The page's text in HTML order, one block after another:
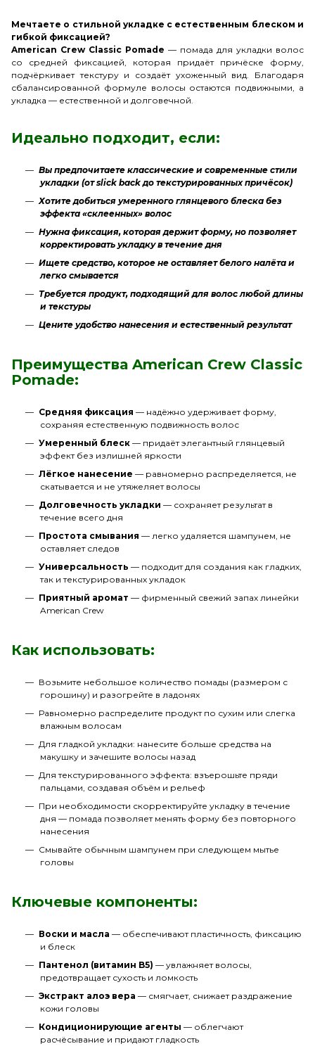
Мечтаете о стильной укладке с естественным блеском и
гибкой фиксацией?
American Crew Classic Pomade — помада для укладки волос
со средней фиксацией, которая придаёт причёске форму,
подчёркивает текстуру и создаёт ухоженный вид. Благодаря
сбалансированной формуле волосы остаются подвижными, а
укладка — естественной и долговечной.
Идеально подходит, если:
Вы предпочитаете классические и современные стили
укладки (от slick back до текстурированных причёсок)
Хотите добиться умеренного глянцевого блеска без
эффекта «склеенных» волос
Нужна фиксация, которая держит форму, но позволяет
корректировать укладку в течение дня
Ищете средство, которое не оставляет белого налёта и
легко смывается
Требуется продукт, подходящий для волос любой длины
и текстуры
Цените удобство нанесения и естественный результат
Преимущества American Crew Classic
Pomade:
Средняя фиксация — надёжно удерживает форму,
сохраняя естественную подвижность волос
Умеренный блеск — придаёт элегантный глянцевый
эффект без излишней яркости
Лёгкое нанесение — равномерно распределяется, не
скатывается и не утяжеляет волосы
Долговечность укладки — сохраняет результат в
течение всего дня
Простота смывания — легко удаляется шампунем, не
оставляет следов
Универсальность — подходит для создания как гладких,
так и текстурированных укладок
Приятный аромат — фирменный свежий запах линейки
American Crew
Как использовать:
Возьмите небольшое количество помады (размером с
горошину) и разогрейте в ладонях
Равномерно распределите продукт по сухим или слегка
влажным волосам
Для гладкой укладки: нанесите больше средства на
макушку и зачешите волосы назад
Для текстурированного эффекта: взъерошьте пряди
пальцами, создавая объём и рельеф
При необходимости скорректируйте укладку в течение
дня — помада позволяет менять форму без повторного
нанесения
Смывайте обычным шампунем при следующем мытье
головы
Ключевые компоненты:
Воски и масла — обеспечивают пластичность, фиксацию
и блеск
Пантенол (витамин B5) — увлажняет волосы,
предотвращает сухость и ломкость
Экстракт алоэ вера — смягчает, снижает раздражение
кожи головы
Кондиционирующие агенты — облегчают
расчёсывание и придают гладкость